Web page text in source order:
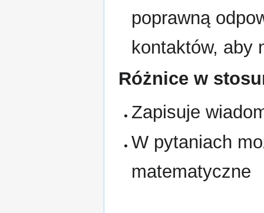
poprawną
kontaktów, aby
Różnice w
Zapisuje
W pytaniach
matematyczne